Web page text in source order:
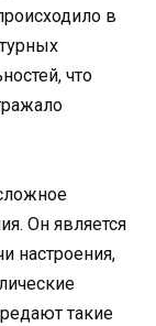
в
что
Он является
настроения,
такие